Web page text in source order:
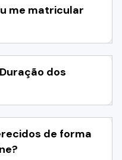
me matricular
dos
de forma